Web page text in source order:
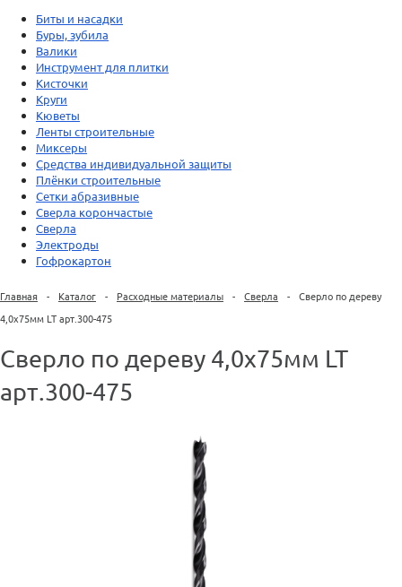
Биты и насадки
Буры, зубила
Валики
Инструмент для плитки
Кисточки
Круги
Кюветы
Ленты строительные
Миксеры
Средства индивидуальной защиты
Плёнки строительные
Сетки абразивные
Сверла корончастые
Сверла
Электроды
Гофрокартон
Главная - Каталог - Расходные материалы - Сверла -
Сверло по дереву
4,0х75мм LT арт.300-475
Сверло по дереву 4,0х75мм LT
арт.300-475